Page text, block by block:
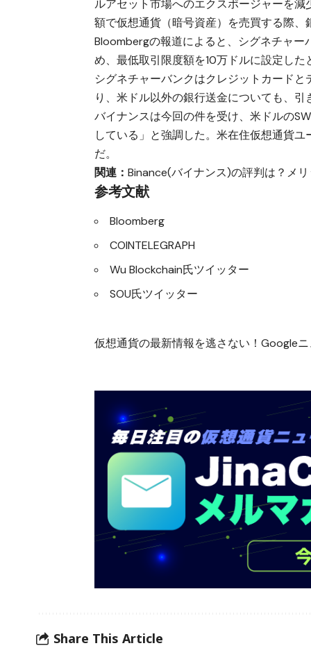
ルアセット市場へのエクスポージャーを
額で仮想通貨（暗号資産）を売買する際
Bloombergの報道によると、シグネチャ
め、最低取引限度額を10万ドルに設定した
シグネチャーバンクはクレジットカード
り、米ドル以外の銀行送金についても、
バイナンスは今回の件を受け、米ドルの
している」と強調した。米在住仮想通貨
だ。
関連：Binance(バイナンス)の評判は？メ
参考文献
Bloomberg
COINTELEGRAPH
Wu Blockchain氏ツイッター
SOU氏ツイッター
仮想通貨の最新情報を逃さない！Google
Share This Article